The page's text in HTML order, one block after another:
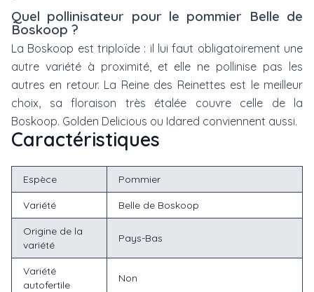
Quel pollinisateur pour le pommier Belle de
Boskoop ?
La Boskoop est triploïde : il lui faut obligatoirement une
autre variété à proximité, et elle ne pollinise pas les
autres en retour. La Reine des Reinettes est le meilleur
choix, sa floraison très étalée couvre celle de la
Boskoop. Golden Delicious ou Idared conviennent aussi.
Caractéristiques
Espèce Pommier
Variété Belle de Boskoop
Origine de la
variété
Pays-Bas
Variété
autofertile
Non